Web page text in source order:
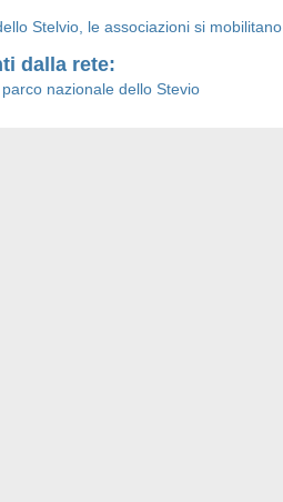
Stelvio, le associazioni si mobilitano
dalla rete:
nazionale dello Stevio